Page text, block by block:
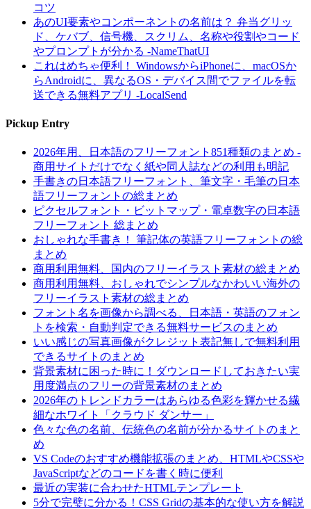
コツ
あのUI要素やコンポーネントの名前は？ 弁当グリッ
ド、ケバブ、信号機、スクリム、名称や役割やコード
やプロンプトが分かる -NameThatUI
これはめちゃ便利！ WindowsからiPhoneに、macOSか
らAndroidに、異なるOS・デバイス間でファイルを転
送できる無料アプリ -LocalSend
Pickup Entry
2026年用、日本語のフリーフォント851種類のまとめ -
商用サイトだけでなく紙や同人誌などの利用も明記
手書きの日本語フリーフォント、筆文字・毛筆の日本
語フリーフォントの総まとめ
ピクセルフォント・ビットマップ・電卓数字の日本語
フリーフォント 総まとめ
おしゃれな手書き！ 筆記体の英語フリーフォントの総
まとめ
商用利用無料、国内のフリーイラスト素材の総まとめ
商用利用無料、おしゃれでシンプルなかわいい海外の
フリーイラスト素材の総まとめ
フォント名を画像から調べる、日本語・英語のフォン
トを検索・自動判定できる無料サービスのまとめ
いい感じの写真画像がクレジット表記無しで無料利用
できるサイトのまとめ
背景素材に困った時に！ダウンロードしておきたい実
用度満点のフリーの背景素材のまとめ
2026年のトレンドカラーはあらゆる色彩を輝かせる繊
細なホワイト「クラウド ダンサー」
色々な色の名前、伝統色の名前が分かるサイトのまと
め
VS Codeのおすすめ機能拡張のまとめ、HTMLやCSSや
JavaScriptなどのコードを書く時に便利
最近の実装に合わせたHTMLテンプレート
5分で完璧に分かる！CSS Gridの基本的な使い方を解説